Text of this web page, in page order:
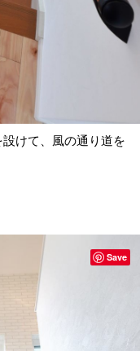
けて、風の通り道を
Save